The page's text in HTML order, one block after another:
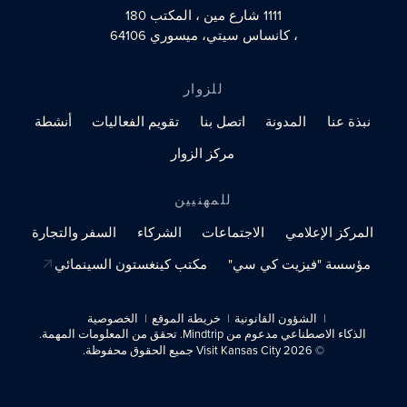
1111 شارع مين
، المكتب 180
، كانساس سيتي، ميسوري 64106
للزوار
نبذة عنا
المدونة اتصل بنا تقويم الفعاليات
أنشطة
مركز الزوار
للمهنيين
المركز الإعلامي
الاجتماعات الشركاء
السفر والتجارة
مؤسسة "فيزيت كي سي"
مكتب كينغستون السينمائي
الشؤون القانونية خريطة الموقع
الخصوصية
الذكاء الاصطناعي مدعوم من Mindtrip. تحقق من المعلومات المهمة.
© 2026 Visit Kansas City جميع الحقوق محفوظة.